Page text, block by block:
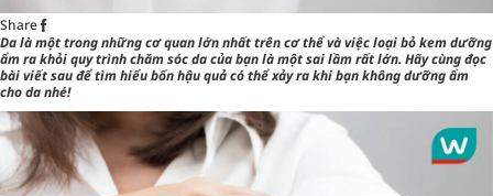
Share
Da là một trong những cơ quan lớn nhất trên cơ thể và việc loại bỏ kemdưỡng
ẩmra khỏi quy trình chăm sóc da của bạn là một sai lầm rất lớn. Hãy cùng đọc
bài viết sau để tìm hiểu bốn hậu quả có thể xảy ra khi bạn không dưỡng ẩm
cho da nhé!